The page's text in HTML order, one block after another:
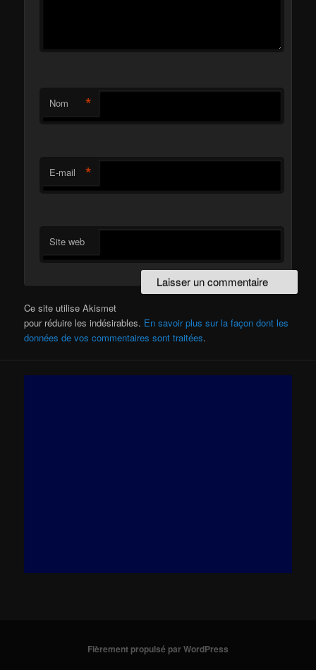
Nom *
E-mail *
Site web
Ce site utilise Akismet
pour réduire les indésirables. En savoir plus sur la façon dont les
données de vos commentaires sont traitées.
Fièrement propulsé par WordPress